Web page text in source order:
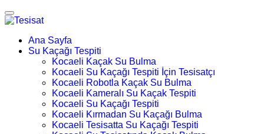
Ana Sayfa
Su Kaçağı Tespiti
Kocaeli Kaçak Su Bulma
Kocaeli Su Kaçağı Tespiti İçin Tesisatçı
Kocaeli Robotla Kaçak Su Bulma
Kocaeli Kameralı Su Kaçak Tespiti
Kocaeli Su Kaçağı Tespiti
Kocaeli Kırmadan Su Kaçağı Bulma
Kocaeli Tesisatta Su Kaçağı Tespiti